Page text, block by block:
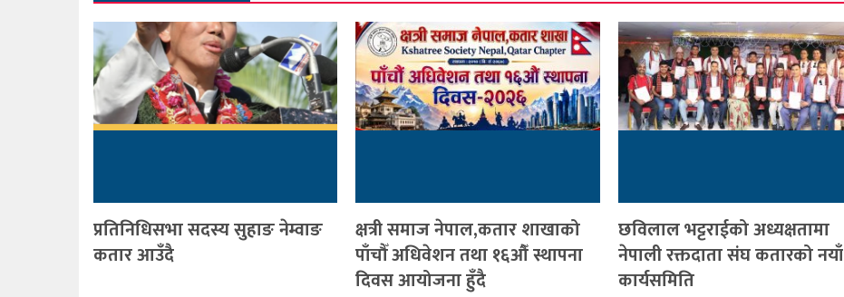
प्रतिनिधिसभा सदस्य सुहाङ नेम्वाङ
कतार आउँदै
क्षत्री समाज नेपाल,कतार शाखाको
पाँचौँ अधिवेशन तथा १६औँ स्थापना
दिवस आयोजना हुँदै
छविलाल भट्टराईको अध्यक्षतामा
नेपाली रक्तदाता संघ कतारको नयाँ
कार्यसमिति